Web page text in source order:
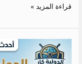
قراءة المزيد »
تاجير
عربيه